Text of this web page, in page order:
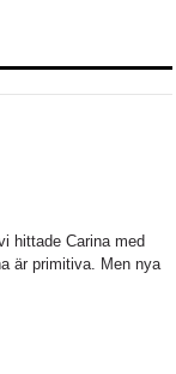
hittade Carina med
är primitiva. Men nya